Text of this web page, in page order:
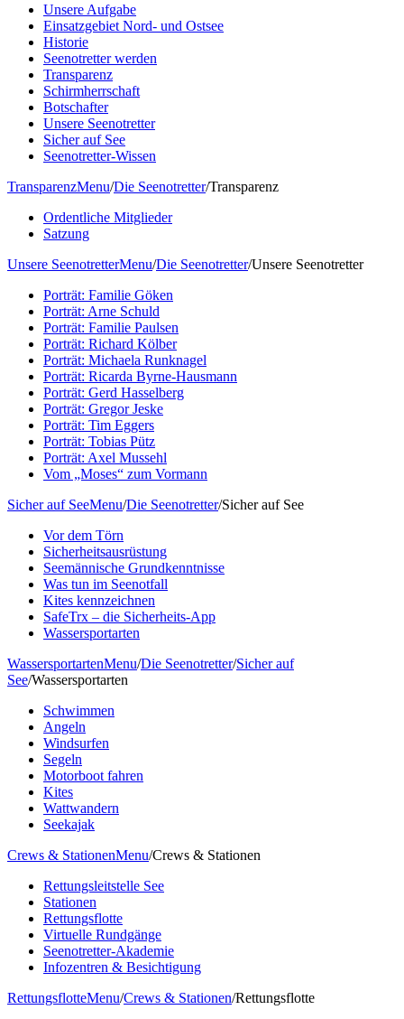
Unsere Aufgabe
Einsatzgebiet Nord- und Ostsee
Historie
Seenotretter werden
Transparenz
Schirmherrschaft
Botschafter
Unsere Seenotretter
Sicher auf See
Seenotretter-Wissen
TransparenzMenu/Die Seenotretter/Transparenz
Ordentliche Mitglieder
Satzung
Unsere SeenotretterMenu/Die Seenotretter/Unsere Seenotretter
Porträt: Familie Göken
Porträt: Arne Schuld
Porträt: Familie Paulsen
Porträt: Richard Kölber
Porträt: Michaela Runknagel
Porträt: Ricarda Byrne-Hausmann
Porträt: Gerd Hasselberg
Porträt: Gregor Jeske
Porträt: Tim Eggers
Porträt: Tobias Pütz
Porträt: Axel Mussehl
Vom „Moses“ zum Vormann
Sicher auf SeeMenu/Die Seenotretter/Sicher auf See
Vor dem Törn
Sicherheitsausrüstung
Seemännische Grundkenntnisse
Was tun im Seenotfall
Kites kennzeichnen
SafeTrx – die Sicherheits-App
Wassersportarten
WassersportartenMenu/Die Seenotretter/Sicher auf
See/Wassersportarten
Schwimmen
Angeln
Windsurfen
Segeln
Motorboot fahren
Kites
Wattwandern
Seekajak
Crews & StationenMenu/Crews & Stationen
Rettungsleitstelle See
Stationen
Rettungsflotte
Virtuelle Rundgänge
Seenotretter-Akademie
Infozentren & Besichtigung
RettungsflotteMenu/Crews & Stationen/Rettungsflotte